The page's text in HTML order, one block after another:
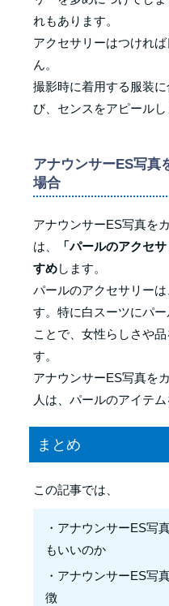
れもあります。
アクセサリーはつけれ
ん。
撮影時に着用する服装
び、センスをアピールし
アナウンサーES写真
場合
アナウンサーES写真を
は、
「パールのアクセ
すめします。
パールのアクセサリー
す。特に白スーツにパ
ことで、女性らしさや
す。
アナウンサーES写真を
人は、パールのアイテ
まとめ
この記事では、
・アナウンサーES写
もいいのか
・アナウンサーES写
徴